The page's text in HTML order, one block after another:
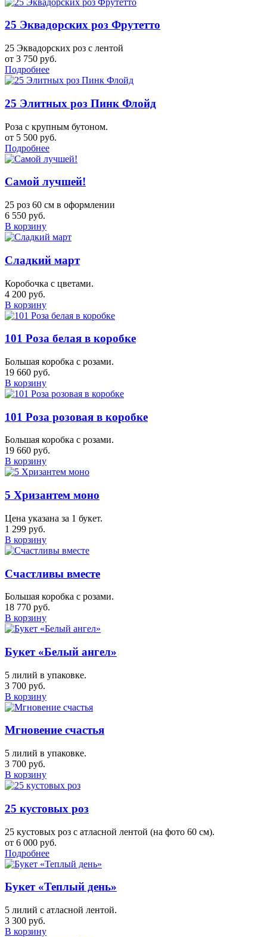
25 Эквадорских роз Фрутетто
25 Эквадорских роз с лентой
от 3 750 руб.
Подробнее
25 Элитных роз Пинк Флойд
Роза с крупным бутоном.
от 5 500 руб.
Подробнее
Самой лучшей!
25 роз 60 см в оформлении
6 550 руб.
В корзину
Сладкий март
Коробочка с цветами.
4 200 руб.
В корзину
101 Роза белая в коробке
Большая коробка с розами.
19 660 руб.
В корзину
101 Роза розовая в коробке
Большая коробка с розами.
19 660 руб.
В корзину
5 Хризантем моно
Цена указана за 1 букет.
1 299 руб.
В корзину
Счастливы вместе
Большая коробка с розами.
18 770 руб.
В корзину
Букет «Белый ангел»
5 лилий в упаковке.
3 700 руб.
В корзину
Мгновение счастья
5 лилий в упаковке.
3 700 руб.
В корзину
25 кустовых роз
25 кустовых роз с атласной лентой (на фото 60 см).
от 6 000 руб.
Подробнее
Букет «Теплый день»
5 лилий с атласной лентой.
3 300 руб.
В корзину